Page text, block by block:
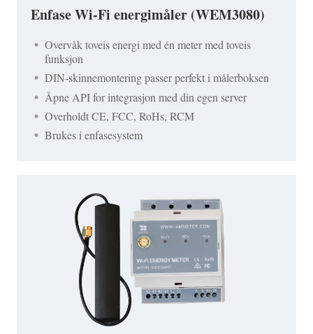
Enfase Wi-Fi energimåler (WEM3080)
Overvåk toveis energi med én meter med toveis
funksjon
DIN-skinnemontering passer perfekt i målerboksen
Åpne API for integrasjon med din egen server
Overholdt CE, FCC, RoHs, RCM
Brukes i enfasesystem